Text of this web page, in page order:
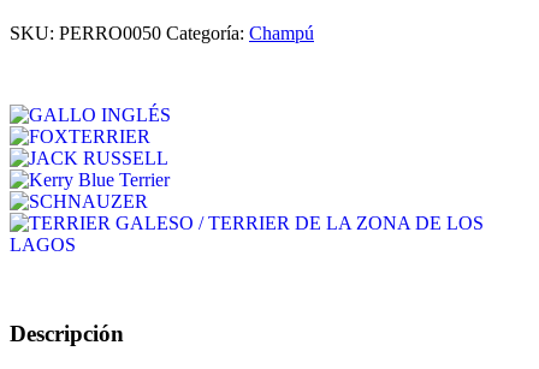
SKU: PERRO0050 Categoría: Champú
Descripción